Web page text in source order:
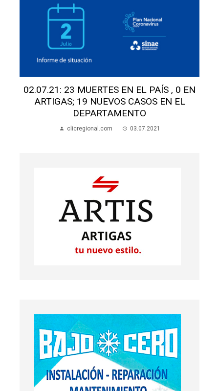
02.07.21: 23 MUERTES EN EL PAÍS , 0 EN
ARTIGAS; 19 NUEVOS CASOS EN EL
DEPARTAMENTO
clicregional.com 03.07.2021